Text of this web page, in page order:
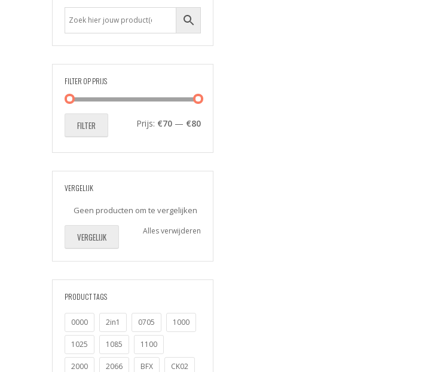
FILTER OP PRIJS
Min.
Max.
FILTER Prijs: €70 — €80
VERGELIJK
Geen producten om te vergelijken
Alles verwijderen
VERGELIJK
PRODUCT TAGS
0000 2in1 0705 1000
1025 1085 1100
2000 2066 BFX CK02